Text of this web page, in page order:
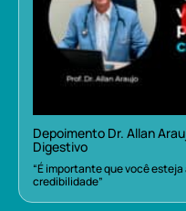
Depoimento Dr. Allan
Digestivo
“É importante que você
credibilidade”